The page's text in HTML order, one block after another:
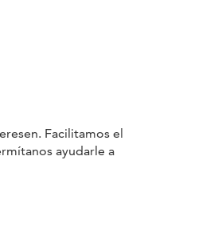
Facilitamos el
ayudarle a